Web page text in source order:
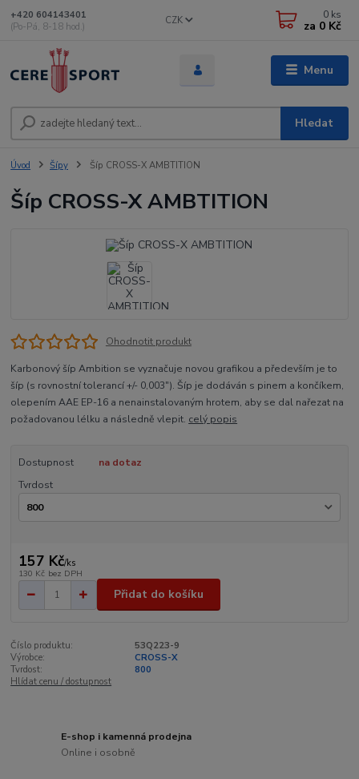
Menu
CZK
Hledat
+420 604143401
(Po-Pá, 8-18 hod.)
0 ks
za 0 Kč
Úvod Šípy Šíp CROSS-X AMBTITION
Šíp CROSS-X AMBTITION
Ohodnotit produkt
Karbonový šíp Ambition se vyznačuje novou grafikou a především je to
šíp (s rovnostní tolerancí +/- 0,003"). Šíp je dodáván s pinem a končíkem,
olepením AAE EP-16 a nenainstalovaným hrotem, aby se dal nařezat na
požadovanou lélku a následně vlepit. celý popis
Dostupnost
na dotaz
Tvrdost
157 Kč/ks
130 Kč bez DPH
Přidat do košíku
Číslo produktu:
53Q223-9
Výrobce:
CROSS-X
Tvrdost:
800
Hlídat cenu / dostupnost
E-shop i kamenná prodejna
Online i osobně